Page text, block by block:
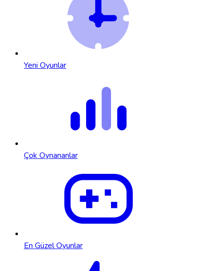
Yeni Oyunlar
Çok Oynananlar
En Güzel Oyunlar